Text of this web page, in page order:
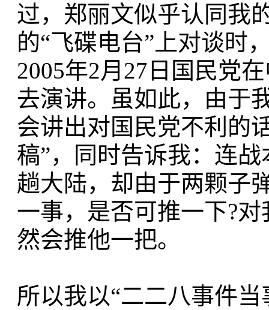
过，郑丽文似乎认同
的“飞碟电台”上对谈时
2005年2月27日国民党
去演讲。虽如此，由于
会讲出对国民党不利的
稿”，同时告诉我：连
趟大陆，却由于两颗子
一事，是否可推一下?
然会推他一把。
所以我以“二二八事件